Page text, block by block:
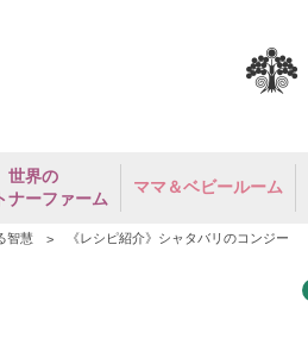
世界の
ナーファーム
ママ＆ベビールーム
智慧 《レシピ紹介》シャタバリのコンジー